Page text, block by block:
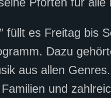
füllt es Freitag bis
Dazu
aus allen
und